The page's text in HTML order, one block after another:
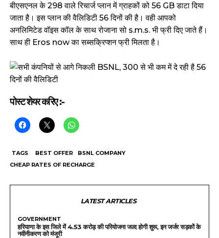
बीएसएनल के ₹298 वाले रिचार्ज प्लान में ग्राहकों को 56 GB डाटा दिया
जाता है। इस प्लान की वैलिडिटी 56 दिनों की है। वही आपको
अनलिमिटेड वॉइस कॉल के साथ रोजाना सो s.m.s. भी फ्री दिए जाते हैं।
साथ ही Eros now का सब्सक्रिप्शन फ्री मिलता है।
पोस्ट शेयर करिए :-
TAGS BEST OFFER
BSNL COMPANY
CHEAP RATES OF RECHARGE
LATEST ARTICLES
GOVERNMENT
हरियाणा के इस जिले में 4.53 करोड़ की परियोजना जल्द होगी शुरू, इन जर्जर सड़कों के
नवीनीकरण को मंजूरी